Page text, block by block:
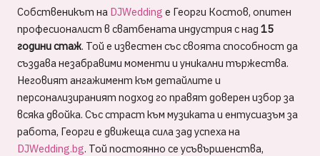
Собственикът на DJWedding е Георги Костов, опитен
професионалист в сватбената индустрия с над 15
години стаж. Той е известен със своята способност да
създава незабравими моменти и уникални тържества.
Неговият ангажимент към детайлите и
персонализираният подход го правят доверен избор за
всяка двойка. Със страст към музиката и ентусиазъм за
работа, Георги е движеща сила зад успеха на
DJWedding.bg. Той постоянно се усъвършенства,